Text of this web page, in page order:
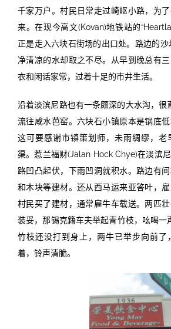
千家万户。村民日常走过崎岖小路，为
来。在现今高文(Kovan)地铁站的
正是走入六块石街场的出口处。路边的
净清凉的水却取之不尽。从早到晚总有
衣和闲话家常，过着十足的市井生活。
沿着淡滨尼路也有一条颇深的大水沟，很
流往咸水芭窑。六块石小镇原本是锅底低
这可要感谢市镇策划师，未雨绸缪，老
渠。惹兰福财(Jalan Hock Chye)在淡滨
路凹凸起伏，下雨凹洞就积水。路边有
和木块等建材。还从西马运来亚答叶，雇
村民买了建材，通常雇牛车载送。两匹
装妥，那锡克籍车夫举起青竹枝，吆喝
竹枝还没打到身上，两牛已举步向前了
着，铃声清脆。